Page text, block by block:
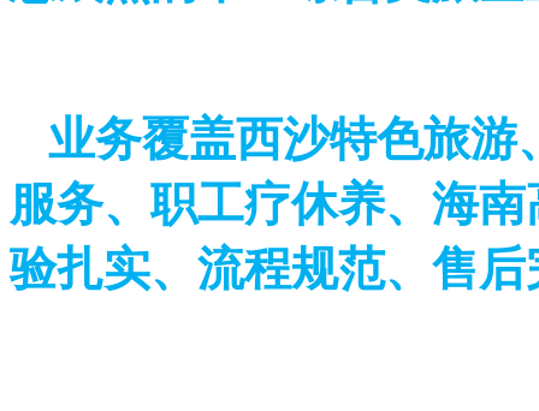
业务覆盖西沙特色旅游
服务、职工疗休养、海
验扎实、流程规范、售后